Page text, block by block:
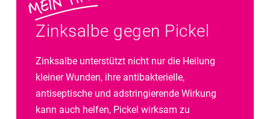
Zinksalbe gegen Pickel
Zinksalbe unterstützt nicht nur die Heilung
kleiner Wunden, ihre antibakterielle,
antiseptische und adstringierende Wirkung
kann auch helfen, Pickel wirksam zu